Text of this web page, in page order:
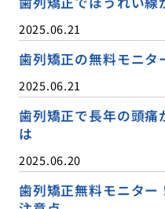
2025.06.21
歯列矯正の無料モニタ
2025.06.21
歯列矯正で長年の頭痛
は
2025.06.20
歯列矯正無料モニター